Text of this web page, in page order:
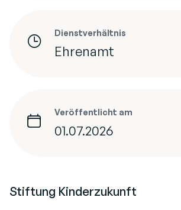
Dienstverhältnis
Ehrenamt
Veröffentlicht am
01.07.2026
Stiftung Kinderzukunft